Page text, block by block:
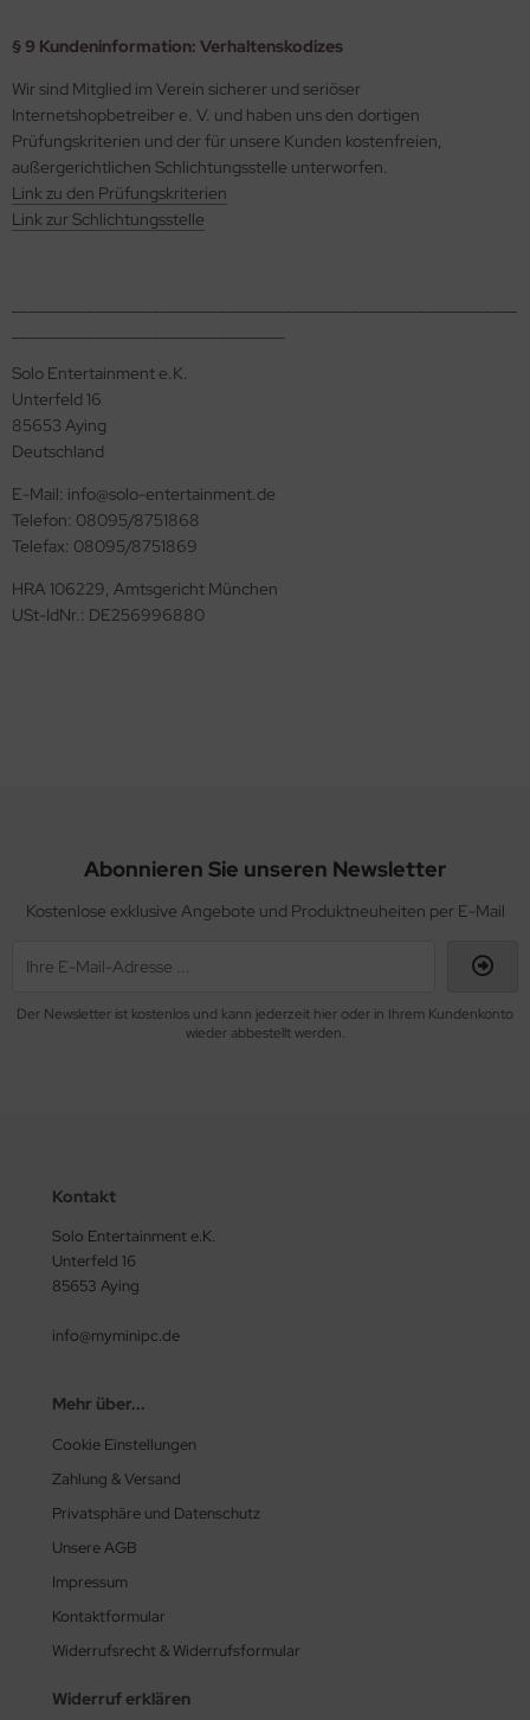
§ 9 Kundeninformation: Verhaltenskodizes
Wir sind Mitglied im Verein sicherer und seriöser
Internetshopbetreiber e. V. und haben uns den dortigen
Prüfungskriterien und der für unsere Kunden kostenfreien,
außergerichtlichen Schlichtungsstelle unterworfen.
Link zu den Prüfungskriterien
Link zur Schlichtungsstelle
Solo Entertainment e.K.
Unterfeld 16
85653 Aying
Deutschland
E-Mail: info@solo-entertainment.de
Telefon: 08095/8751868
Telefax: 08095/8751869
HRA 106229, Amtsgericht München
USt-IdNr.: DE256996880
Abonnieren Sie unseren Newsletter
Kostenlose exklusive Angebote und Produktneuheiten per E-Mail
Der Newsletter ist kostenlos und kann jederzeit hier oder in Ihrem Kundenkonto
wieder abbestellt werden.
Kontakt
Solo Entertainment e.K.
Unterfeld 16
85653 Aying
info@myminipc.de
Mehr über...
Cookie Einstellungen
Zahlung & Versand
Privatsphäre und Datenschutz
Unsere AGB
Impressum
Kontaktformular
Widerrufsrecht & Widerrufsformular
Widerruf erklären